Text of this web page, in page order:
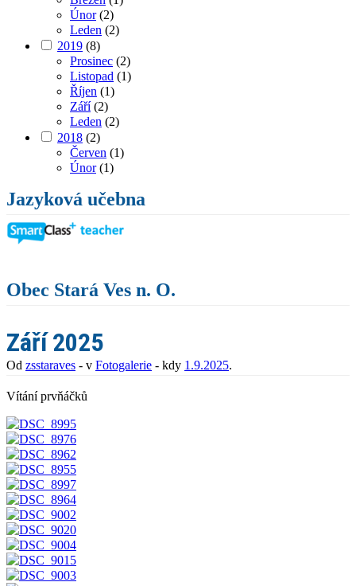
Únor(2)
Leden (2)
2019 (8)
Prosinec (2)
Listopad (1)
Říjen (1)
Září(2)
Leden (2)
2018 (2)
Červen (1)
Únor(1)
Jazyková učebna
Obec Stará Ves n. O.
Září 2025
Od zsstaraves - v Fotogalerie - kdy 1.9.2025.
Vítání prvňáčků